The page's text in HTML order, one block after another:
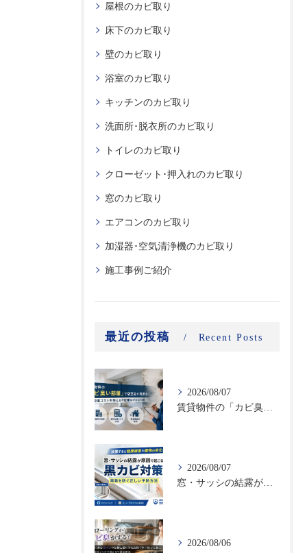
屋根のカビ取り
床下のカビ取り
壁のカビ取り
浴室のカビ取り
キッチンのカビ取り
洗面所･脱衣所のカビ取り
トイレのカビ取り
クローゼット･押入れのカビ取り
窓のカビ取り
エアコンのカビ取り
加湿器･空気清浄機のカビ取り
施工事例ご紹介
最近の投稿 Recent Posts
2026/08/07
2026/08/07
2026/08/06